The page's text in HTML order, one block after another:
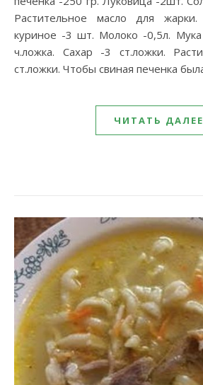
Растительное масло для
куриное -3 шт. Молоко -0,5л. Мука
ч.ложка. Сахар -3 ст.ложки.
ст.ложки. Чтобы свиная печенка
ЧИТАТЬ ДАЛЕЕ